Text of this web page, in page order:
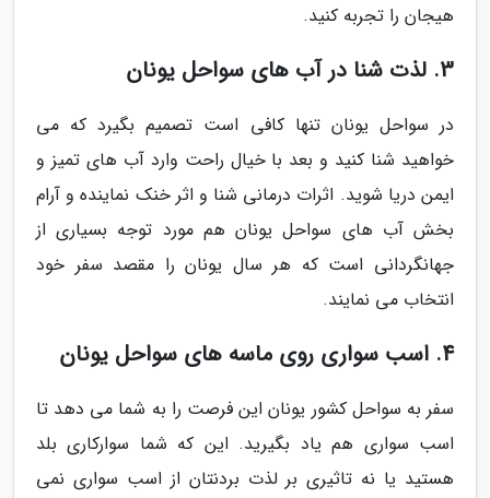
هیجان را تجربه کنید.
3. لذت شنا در آب های سواحل یونان
در سواحل یونان تنها کافی است تصمیم بگیرد که می
خواهید شنا کنید و بعد با خیال راحت وارد آب های تمیز و
ایمن دریا شوید. اثرات درمانی شنا و اثر خنک نماینده و آرام
بخش آب های سواحل یونان هم مورد توجه بسیاری از
جهانگردانی است که هر سال یونان را مقصد سفر خود
انتخاب می نمایند.
4. اسب سواری روی ماسه های سواحل یونان
سفر به سواحل کشور یونان این فرصت را به شما می دهد تا
اسب سواری هم یاد بگیرید. این که شما سوارکاری بلد
هستید یا نه تاثیری بر لذت بردنتان از اسب سواری نمی